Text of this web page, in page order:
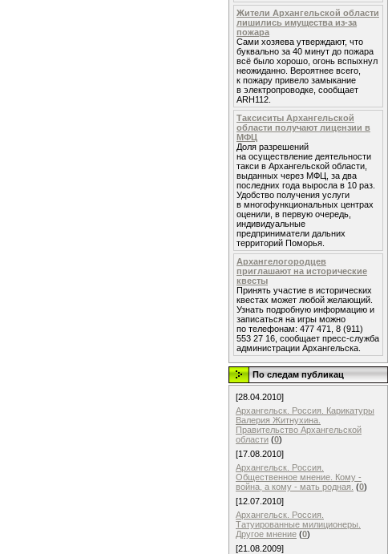
Жители Архангельской области
лишились имущества из-за
пожара
Сами хозяева утверждают, что
буквально за 40 минут до пожара
всё было хорошо, огонь вспыхнул
неожиданно. Вероятнее всего,
к пожару привело замыкание
в электропроводке, сообщает
ARH112.
Таксиситы Архангельской
области получают лицензии в
МФЦ
Доля разрешений
на осуществление деятельности
такси в Архангельской области,
выданных через МФЦ, за два
последних года выросла в 10 раз.
Удобство получения услуги
в многофункциональных центрах
оценили, в первую очередь,
индивидуальные
предприниматели дальних
территорий Поморья.
Архангелогородцев
приглашают на исторические
квесты
Принять участие в исторических
квестах может любой желающий.
Узнать подробную информацию и
записаться на игры можно
по телефонам: 477 471, 8 (911)
553 27 16, сообщает пресс-служба
администрации Архангельска.
По следам публикац
[28.04.2010]
Архангельск. Россия. Карикатуры
Валерия Житнухина.
Правительство Архангельской
области (0)
[17.08.2010]
Архангельск. Россия.
Общественное мнение. Кому -
война, а кому - мать родная. (0)
[12.07.2010]
Архангельск. Россия.
Татуированные милиционеры.
Другое мнение (0)
[21.08.2009]